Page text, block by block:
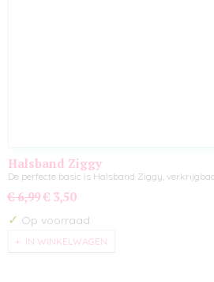
Halsband Ziggy
De perfecte basic is Halsband Ziggy,
€ 6,99 € 3,50
✓ Op voorraad
IN WINKELWAGEN